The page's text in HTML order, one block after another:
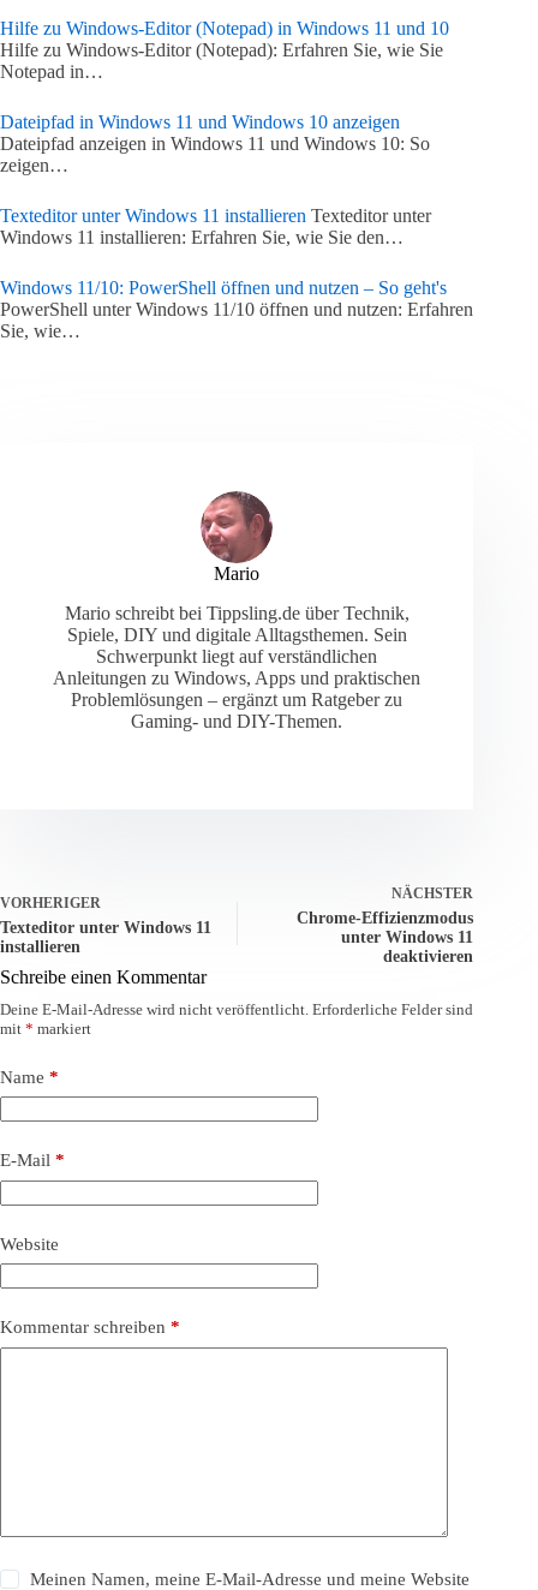
Hilfe zu Windows-Editor (Notepad) in Windows 11 und 10
Hilfe zu Windows-Editor (Notepad): Erfahren Sie, wie Sie
Notepad in…
Dateipfad in Windows 11 und Windows 10 anzeigen
Dateipfad anzeigen in Windows 11 und Windows 10: So
zeigen…
Texteditor unter Windows 11 installieren Texteditor unter
Windows 11 installieren: Erfahren Sie, wie Sie den…
Windows 11/10: PowerShell öffnen und nutzen – So geht's
PowerShell unter Windows 11/10 öffnen und nutzen: Erfahren
Sie, wie…
Mario
Mario schreibt bei Tippsling.de über Technik,
Spiele, DIY und digitale Alltagsthemen. Sein
Schwerpunkt liegt auf verständlichen
Anleitungen zu Windows, Apps und praktischen
Problemlösungen – ergänzt um Ratgeber zu
Gaming- und DIY-Themen.
VORHERIGER
Texteditor unter Windows 11
installieren
NÄCHSTER
Chrome-Effizienzmodus
unter Windows 11
deaktivieren
Schreibe einen Kommentar
Deine E-Mail-Adresse wird nicht veröffentlicht. Erforderliche Felder sind
mit * markiert
Name *
E-Mail *
Website
Kommentar schreiben *
Meinen Namen, meine E-Mail-Adresse und meine Website